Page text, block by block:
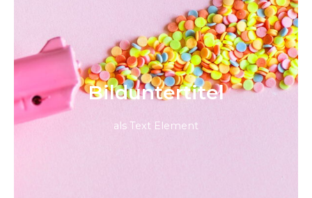
Bild­unter­titel
als Text Element